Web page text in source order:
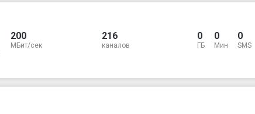
200
МБит/сек
216
каналов
0
ГБ
0
Мин
0
SMS